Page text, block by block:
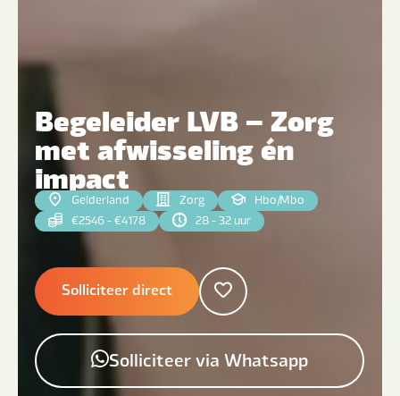
Begeleider LVB – Zorg
met afwisseling én
impact
Gelderland Zorg Hbo|Mbo
€2546 - €4178
28 - 32 uur
Solliciteer direct
Solliciteer via Whatsapp